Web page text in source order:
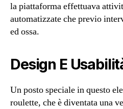
la piattaforma effettuava
automatizzate che previo
ed ossa.
Design E
Un posto speciale in questo
roulette, che è diventata una